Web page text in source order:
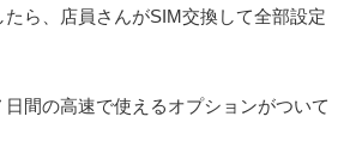
ら、店員さんがSIM交換して全部設定
間の高速で使えるオプションがついて